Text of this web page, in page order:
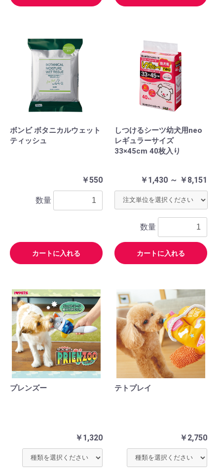
ボンビ ボタニカルウェット
ティッシュ
￥550
数量
カートに入れる
しつけるシーツ幼犬用neo
レギュラーサイズ
33×45cm 40枚入り
￥1,430 ～ ￥8,151
数量
カートに入れる
プレンズー
￥1,320
テトプレイ
￥2,750